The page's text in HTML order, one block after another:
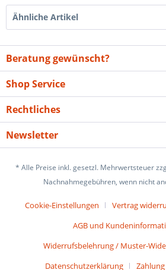
Ähnliche Artikel
Beratung gewünscht?
Shop Service
Rechtliches
Newsletter
* Alle Preise inkl. gesetzl. Mehrwertsteuer
Nachnahmegebühren, wenn nicht
Cookie-Einstellungen Vertrag
AGB und
Widerrufsbelehrung / Muster-
Datenschutzerklärung